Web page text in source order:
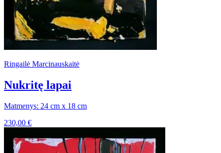
Ringailė Marcinauskaitė
Nukritę lapai
Matmenys: 24 cm x 18 cm
230,00 €